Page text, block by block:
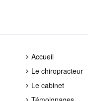
Accueil
Le chiropracteur
Le cabinet